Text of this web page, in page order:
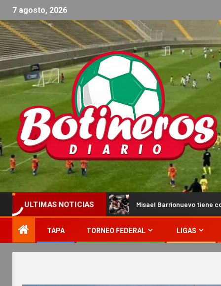
7 agosto, 2026
ULTIMAS NOTICIASMisael Barrionuevo tiene confirmada su
TAPA TORNEO FEDERAL LIGAS